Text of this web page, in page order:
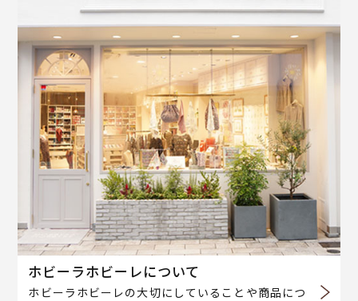
ホビーラホビーレについて
ホビーラホビーレの大切にしていることや商品につ